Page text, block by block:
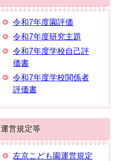
令和7年度園評価
令和7年度研究主題
令和7年度学校自己評
価書
令和7年度学校関係者
評価書
運営規定等
左京こども園運営規定